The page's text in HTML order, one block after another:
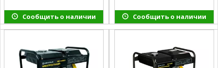
Сообщить о наличии Сообщить о наличии